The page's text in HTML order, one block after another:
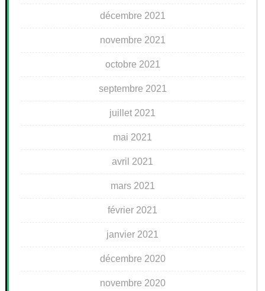
décembre 2021
novembre 2021
octobre 2021
septembre 2021
juillet 2021
mai 2021
avril 2021
mars 2021
février 2021
janvier 2021
décembre 2020
novembre 2020